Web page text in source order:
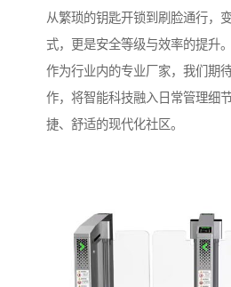
从繁琐的钥匙开锁到刷脸通行，
式，更是安全等级与效率的提升。
作为行业内的专业厂家，我们期
作，将智能科技融入日常管理细
捷、舒适的现代化社区。